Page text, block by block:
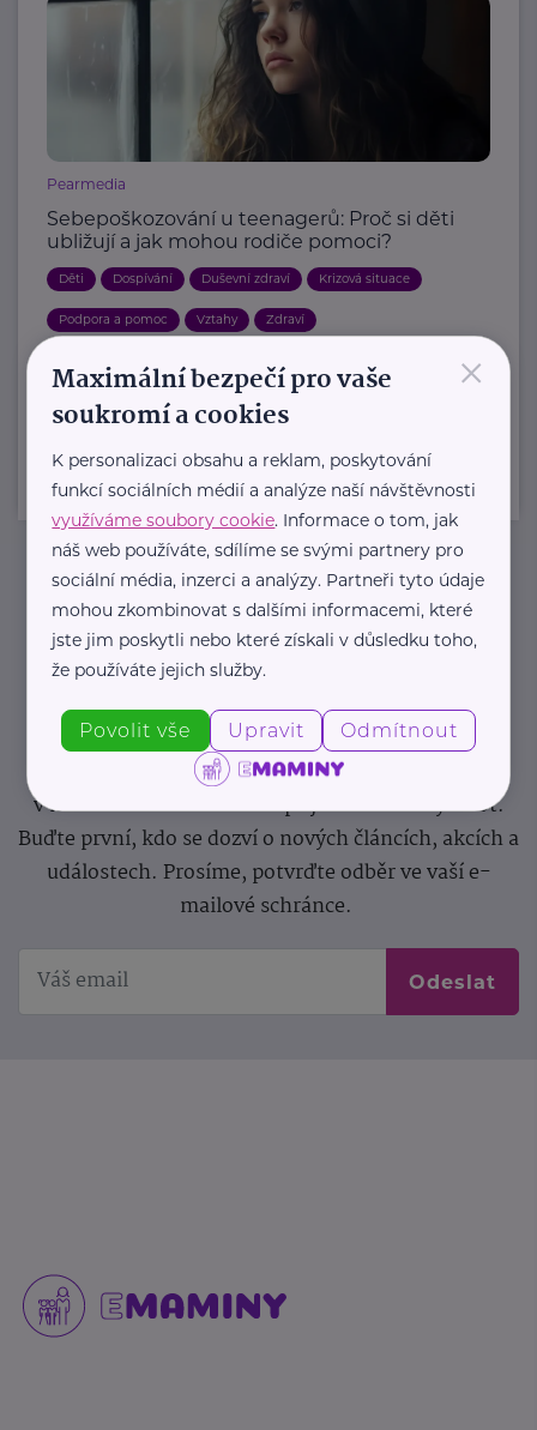
Pearmedia
Sebepoškozování u teenagerů: Proč si děti
ubližují a jak mohou rodiče pomoci?
Děti Dospívání Duševní zdraví Krizová situace
Podpora a pomoc Vztahy Zdraví
Další články
Newsletter
Pravidelný přísun novinek, inspirace na každý den,
podpora pro rodiče i sdílení zkušeností. Takový je
Newsletter webu eMaminy.cz. Přihlaste se k jeho
odběru a čtěte o tématech, které vám pomohou
v náročném období nebo zpříjemní rodinný život.
Buďte první, kdo se dozví o nových článcích, akcích a
událostech. Prosíme, potvrďte odběr ve vaší e-
mailové schránce.
Odeslat
×
Maximální bezpečí pro vaše
soukromí a cookies
K personalizaci obsahu a reklam, poskytování
funkcí sociálních médií a analýze naší návštěvnosti
využíváme soubory cookie. Informace o tom, jak
náš web používáte, sdílíme se svými partnery pro
sociální média, inzerci a analýzy. Partneři tyto údaje
mohou zkombinovat s dalšími informacemi, které
jste jim poskytli nebo které získali v důsledku toho,
že používáte jejich služby.
Povolit vše Upravit Odmítnout